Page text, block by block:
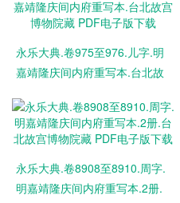
永乐大典.卷975至976.儿字.明
嘉靖隆庆间内府重写本.台北故
永乐大典.卷8908至8910.周字.
明嘉靖隆庆间内府重写本.2册.